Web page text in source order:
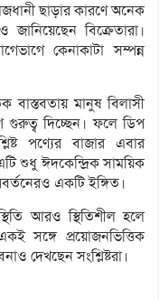
ছাড়ার কারণে অনেক
বিক্রেতারা।
কেনাকাটা সম্পন্ন
বাস্তবতায় মানুষ বিলাসী
গুরুত্ব দিচ্ছেন। ফলে ডিপ
পণ্যের বাজার এবার
শুধু ঈদকেন্দ্রিক সাময়িক
একটি ইঙ্গিত।
আরও স্থিতিশীল হলে
সঙ্গে প্রয়োজনভিত্তিক
দেখছেন সংশ্লিষ্টরা।